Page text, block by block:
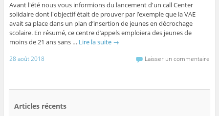
Avant l'été nous vous informions du lancement d'un call Center
solidaire dont l'objectif était de prouver par l’exemple que la VAE
avait sa place dans un plan d’insertion de jeunes en décrochage
scolaire. En résumé, ce centre d’appels emploiera des jeunes de
moins de 21 ans sans … Lire la suite →
28 août 2018 Laisser un commentaire
Articles récents